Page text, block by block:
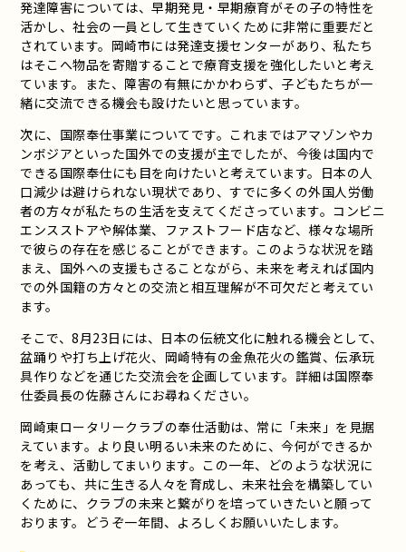
発達障害については、早期発見・早期療育がその子の特性を
活かし、社会の一員として生きていくために非常に重要だと
されています。岡崎市には発達支援センターがあり、私たち
はそこへ物品を寄贈することで療育支援を強化したいと考え
ています。また、障害の有無にかかわらず、子どもたちが一
緒に交流できる機会も設けたいと思っています。
次に、国際奉仕事業についてです。これまではアマゾンやカ
ンボジアといった国外での支援が主でしたが、今後は国内で
できる国際奉仕にも目を向けたいと考えています。日本の人
口減少は避けられない現状であり、すでに多くの外国人労働
者の方々が私たちの生活を支えてくださっています。コンビニ
エンスストアや解体業、ファストフード店など、様々な場所
で彼らの存在を感じることができます。このような状況を踏
まえ、国外への支援もさることながら、未来を考えれば国内
での外国籍の方々との交流と相互理解が不可欠だと考えてい
ます。
そこで、8月23日には、日本の伝統文化に触れる機会として、
盆踊りや打ち上げ花火、岡崎特有の金魚花火の鑑賞、伝承玩
具作りなどを通じた交流会を企画しています。詳細は国際奉
仕委員長の佐藤さんにお尋ねください。
岡崎東ロータリークラブの奉仕活動は、常に「未来」を見据
えています。より良い明るい未来のために、今何ができるか
を考え、活動してまいります。この一年、どのような状況に
あっても、共に生きる人々を育成し、未来社会を構築してい
くために、クラブの未来と繋がりを培っていきたいと願って
おります。どうぞ一年間、よろしくお願いいたします。